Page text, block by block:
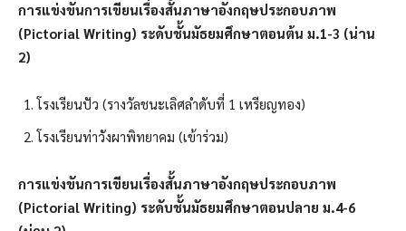
การแข่งขันการเขียนเรื่องสั้นภาษาอังกฤษประกอบภาพ
(Pictorial Writing) ระดับชั้นมัธยมศึกษาตอนต้น ม.1-3 (น่าน
2)
โรงเรียนปัว (รางวัลชนะเลิศลำดับที่ 1 เหรียญทอง)
โรงเรียนท่าวังผาพิทยาคม (เข้าร่วม)
การแข่งขันการเขียนเรื่องสั้นภาษาอังกฤษประกอบภาพ
(Pictorial Writing) ระดับชั้นมัธยมศึกษาตอนปลาย ม.4-6